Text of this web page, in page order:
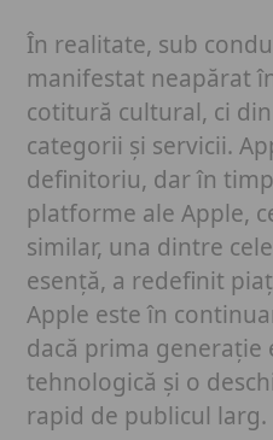
În realitate, sub
manifestat neapărat
cotitură cultural, ci
categorii și servicii.
definitoriu, dar în
platforme ale Apple,
similar, una dintre
esență, a redefinit
Apple este în
dacă prima
tehnologică și o
rapid de publicul larg.